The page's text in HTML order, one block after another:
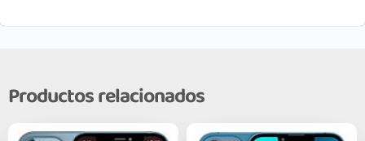
Productos relacionados